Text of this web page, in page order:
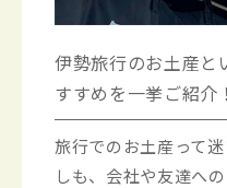
伊勢旅行のお土産と
すすめを一挙ご紹介！
旅行でのお土産って
しも、会社や友達へ